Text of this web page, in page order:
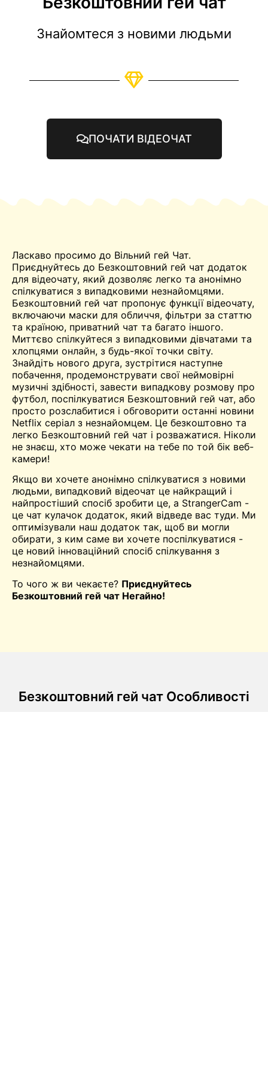
Знайомтеся з новими людьми
ПОЧАТИ ВІДЕОЧАТ
Ласкаво просимо до Вільний гей Чат.
Приєднуйтесь до Безкоштовний гей чат додаток
для відеочату, який дозволяє легко та анонімно
спілкуватися з випадковими незнайомцями.
Безкоштовний гей чат пропонує функції відеочату,
включаючи маски для обличчя, фільтри за статтю
та країною, приватний чат та багато іншого.
Миттєво спілкуйтеся з випадковими дівчатами та
хлопцями онлайн, з будь-якої точки світу.
Знайдіть нового друга, зустрітися наступне
побачення, продемонструвати свої неймовірні
музичні здібності, завести випадкову розмову про
футбол, поспілкуватися Безкоштовний гей чат, або
просто розслабитися і обговорити останні новини
Netflix серіал з незнайомцем. Це безкоштовно та
легко Безкоштовний гей чат і розважатися. Ніколи
не знаєш, хто може чекати на тебе по той бік веб-
камери!
Якщо ви хочете анонімно спілкуватися з новими
людьми, випадковий відеочат це найкращий і
найпростіший спосіб зробити це, а StrangerCam -
це чат кулачок додаток, який відведе вас туди. Ми
оптимізували наш додаток так, щоб ви могли
обирати, з ким саме ви хочете поспілкуватися -
це новий інноваційний спосіб спілкування з
незнайомцями.
То чого ж ви чекаєте? Приєднуйтесь
Безкоштовний гей чат Негайно!
Безкоштовний гей чат Особливості